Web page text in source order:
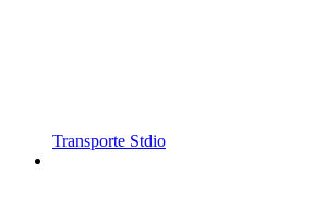
Transporte Stdio